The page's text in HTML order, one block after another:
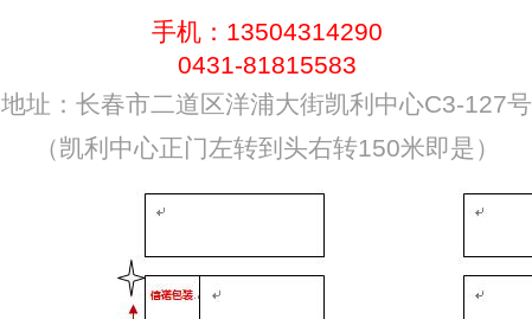
手机：13504314290
0431-81815583
地址：长春市二道区洋浦大街凯利中心C3-127号
（凯利中心正门左转到头右转150米即是）